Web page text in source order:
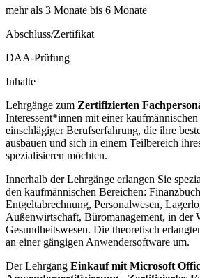
mehr als 3 Monate bis 6 Monate
Abschluss/Zertifikat
DAA-Prüfung
Inhalte
Lehrgänge zum Zertifizierten
Interessent*innen mit einer
einschlägiger Berufserfahrung, die ihre
ausbauen und sich in einem Teilbereich
spezialisieren möchten.
Innerhalb der Lehrgänge erlangen Sie
den kaufmännischen Bereichen:
Entgeltabrechnung, Personalwesen,
Außenwirtschaft, Büromanagement, in der
Gesundheitswesen. Die theoretisch
an einer gängigen Anwendersoftware um.
Der Lehrgang Einkauf mit Microsoft